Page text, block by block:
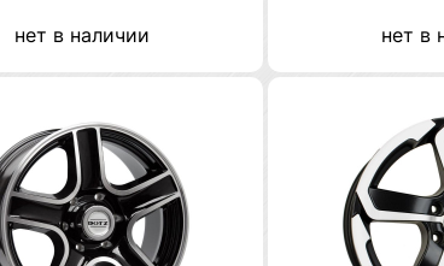
нет в наличии
нет в